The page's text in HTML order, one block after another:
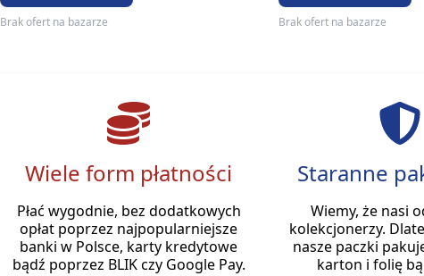
Brak ofert na bazarze Brak ofert na bazarze
Wiele form płatności
Płać wygodnie, bez dodatkowych
opłat poprzez najpopularniejsze
banki w Polsce, karty kredytowe
bądź poprzez BLIK czy Google Pay.
Staranne
Wiemy, że nasi
kolekcjonerzy.
nasze paczki
karton i folię